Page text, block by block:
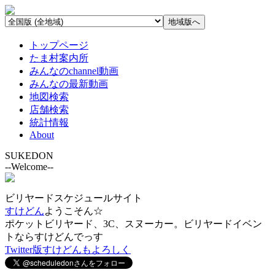
トップページ
たま村案内所
みんなのchannel動画
みんなの最新動画
地図検索
店舗検索
統計情報
About
SUKEDON
--Welcome--
ビリヤードスケジュールサイト
すけどんようこそん☆
ポケットビリヤード、3C、スヌーカー。ビリヤードイベン
トならすけどんでっす
Twitter版すけどんもよろしく